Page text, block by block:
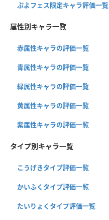
ぷよフェス限定キャラ評価一覧
属性別キャラ一覧
赤属性キャラの評価一覧
青属性キャラの評価一覧
緑属性キャラの評価一覧
黄属性キャラの評価一覧
紫属性キャラの評価一覧
タイプ別キャラ一覧
こうげきタイプ評価一覧
かいふくタイプ評価一覧
たいりょくタイプ評価一覧